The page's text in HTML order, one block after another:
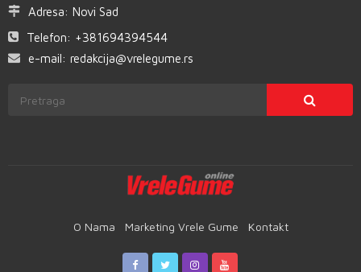
Adresa: Novi Sad
Telefon: +381694394544
e-mail: redakcija@vrelegume.rs
O Nama Marketing Vrele Gume Kontakt